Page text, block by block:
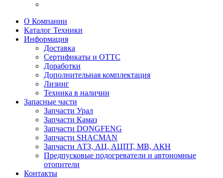
О Компании
Каталог Техники
Информация
Доставка
Сертификаты и ОТТС
Доработки
Дополнительная комплектация
Лизинг
Техника в наличии
Запасные части
Запчасти Урал
Запчасти Камаз
Запчасти DONGFENG
Запчасти SHACMAN
Запчасти АТЗ, АЦ, АЦПТ, МВ, АКН
Предпусковые подогреватели и автономные
отопители
Контакты